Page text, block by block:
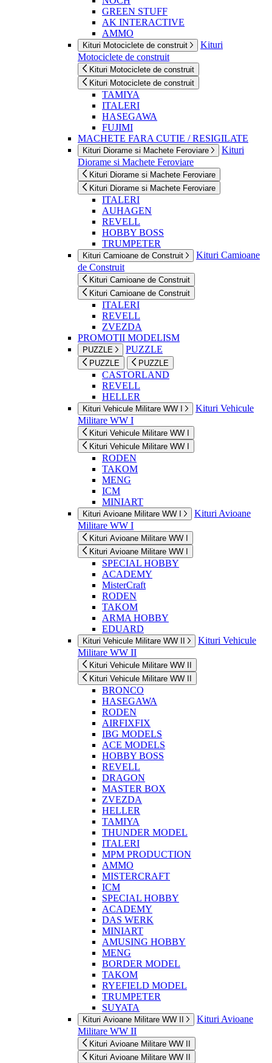
GREEN STUFF
AK INTERACTIVE
AMMO
Kituri Motociclete de construit
Kituri
Motociclete de construit
Kituri Motociclete de construit
Kituri Motociclete de construit
TAMIYA
ITALERI
HASEGAWA
FUJIMI
MACHETE FARA CUTIE / RESIGILATE
Kituri Diorame si Machete Feroviare
Kituri
Diorame si Machete Feroviare
Kituri Diorame si Machete Feroviare
Kituri Diorame si Machete Feroviare
ITALERI
AUHAGEN
REVELL
HOBBY BOSS
TRUMPETER
Kituri Camioane de Construit
Kituri Camioane
de Construit
Kituri Camioane de Construit
Kituri Camioane de Construit
ITALERI
REVELL
ZVEZDA
PROMOTII MODELISM
PUZZLE PUZZLE
PUZZLE PUZZLE
CASTORLAND
REVELL
HELLER
Kituri Vehicule Militare WW I
Kituri Vehicule
Militare WW I
Kituri Vehicule Militare WW I
Kituri Vehicule Militare WW I
RODEN
TAKOM
MENG
ICM
MINIART
Kituri Avioane Militare WW I
Kituri Avioane
Militare WW I
Kituri Avioane Militare WW I
Kituri Avioane Militare WW I
SPECIAL HOBBY
ACADEMY
MisterCraft
RODEN
TAKOM
ARMA HOBBY
EDUARD
Kituri Vehicule Militare WW II
Kituri Vehicule
Militare WW II
Kituri Vehicule Militare WW II
Kituri Vehicule Militare WW II
BRONCO
HASEGAWA
RODEN
AIRFIXFIX
IBG MODELS
ACE MODELS
HOBBY BOSS
REVELL
DRAGON
MASTER BOX
ZVEZDA
HELLER
TAMIYA
THUNDER MODEL
ITALERI
MPM PRODUCTION
AMMO
MISTERCRAFT
ICM
SPECIAL HOBBY
ACADEMY
DAS WERK
MINIART
AMUSING HOBBY
MENG
BORDER MODEL
TAKOM
RYEFIELD MODEL
TRUMPETER
SUYATA
Kituri Avioane Militare WW II
Kituri Avioane
Militare WW II
Kituri Avioane Militare WW II
Kituri Avioane Militare WW II